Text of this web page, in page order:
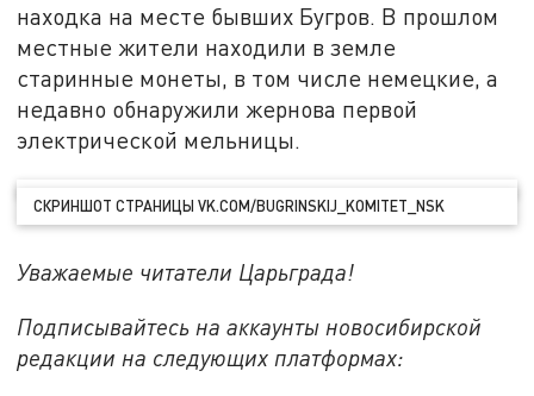
находка на месте бывших Бугров. В прошлом
местные жители находили в земле
старинные монеты, в том числе немецкие, а
недавно обнаружили жернова первой
электрической мельницы.
СКРИНШОТ СТРАНИЦЫ VK.COM/BUGRINSKIJ_KOMITET_NSK
Уважаемые читатели Царьграда!
Подписывайтесь на аккаунты новосибирской
редакции на следующих платформах: